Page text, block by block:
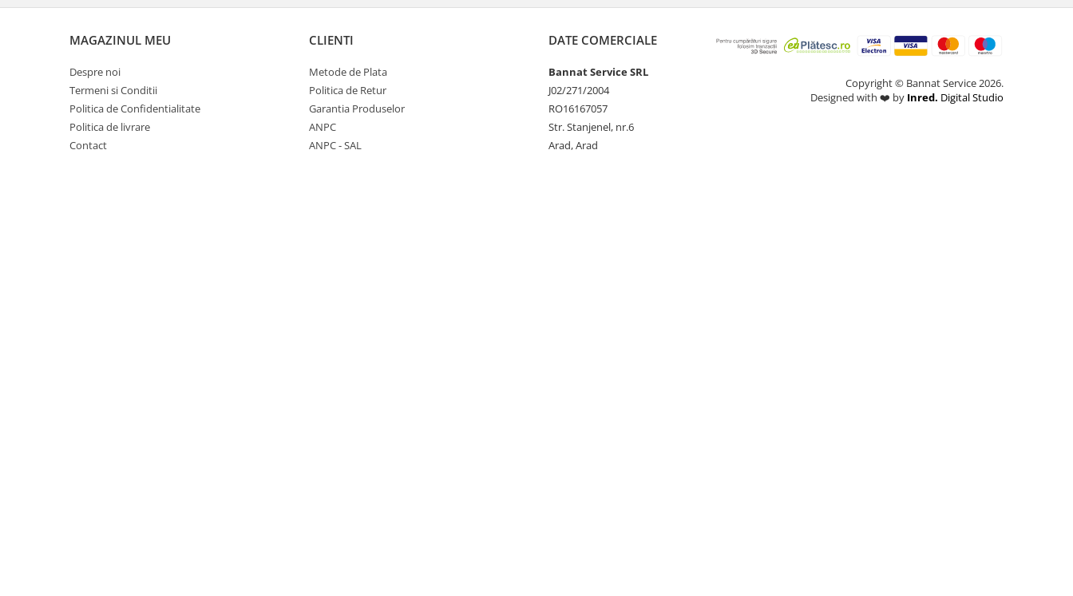
Hartie copiator
Role hartie termica
Etichete marcator pret
Etichete termice autoadezive
Eichete pentru raft
MAGAZINUL MEU
Despre noi
Termeni si Conditii
Politica de Confidentialitate
Politica de livrare
Contact
CLIENTI
Metode de Plata
Politica de Retur
Garantia Produselor
ANPC
ANPC - SAL
DATE COMERCIALE
Bannat Service SRL
J02/271/2004
RO16167057
Str. Stanjenel, nr.6
Arad, Arad
Copyright © Bannat Service 2026.
Designed with ❤️ by Inred. Digital Studio